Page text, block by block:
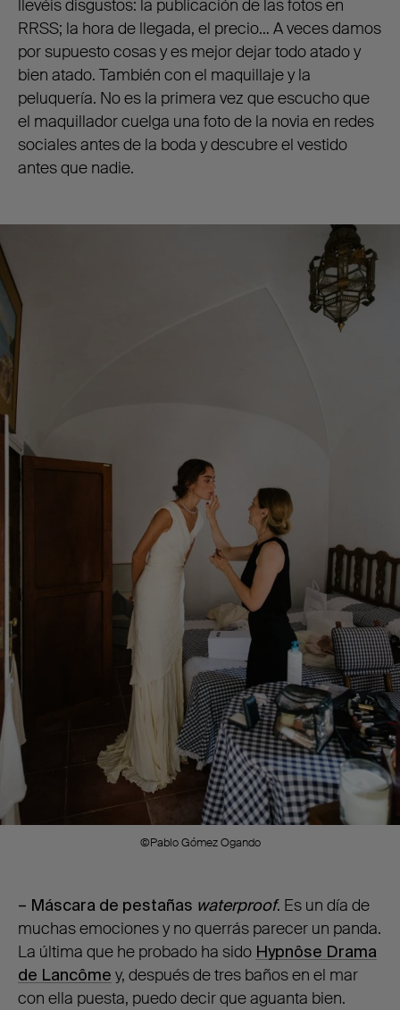
llevéis disgustos: la publicación de las fotos en
RRSS; la hora de llegada, el precio… A veces damos
por supuesto cosas y es mejor dejar todo atado y
bien atado. También con el maquillaje y la
peluquería. No es la primera vez que escucho que
el maquillador cuelga una foto de la novia en redes
sociales antes de la boda y descubre el vestido
antes que nadie.
©Pablo Gómez Ogando
– Máscara de pestañas waterproof. Es un día de
muchas emociones y no querrás parecer un panda.
La última que he probado ha sido Hypnôse Drama
de Lancôme y, después de tres baños en el mar
con ella puesta, puedo decir que aguanta bien.